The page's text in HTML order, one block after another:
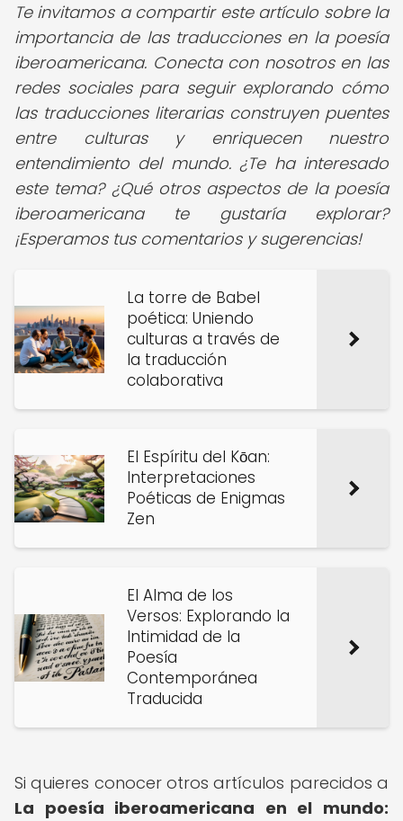
Te invitamos a compartir este artículo sobre la
importancia de las traducciones en la poesía
iberoamericana. Conecta con nosotros en las
redes sociales para seguir explorando cómo
las traducciones literarias construyen puentes
entre culturas y enriquecen nuestro
entendimiento del mundo. ¿Te ha interesado
este tema? ¿Qué otros aspectos de la poesía
iberoamericana te gustaría explorar?
¡Esperamos tus comentarios y sugerencias!
La torre de Babel
poética: Uniendo
culturas a través de
la traducción
colaborativa
El Espíritu del Kōan:
Interpretaciones
Poéticas de Enigmas
Zen
El Alma de los
Versos: Explorando la
Intimidad de la
Poesía
Contemporánea
Traducida
Si quieres conocer otros artículos parecidos a
La poesía iberoamericana en el mundo: